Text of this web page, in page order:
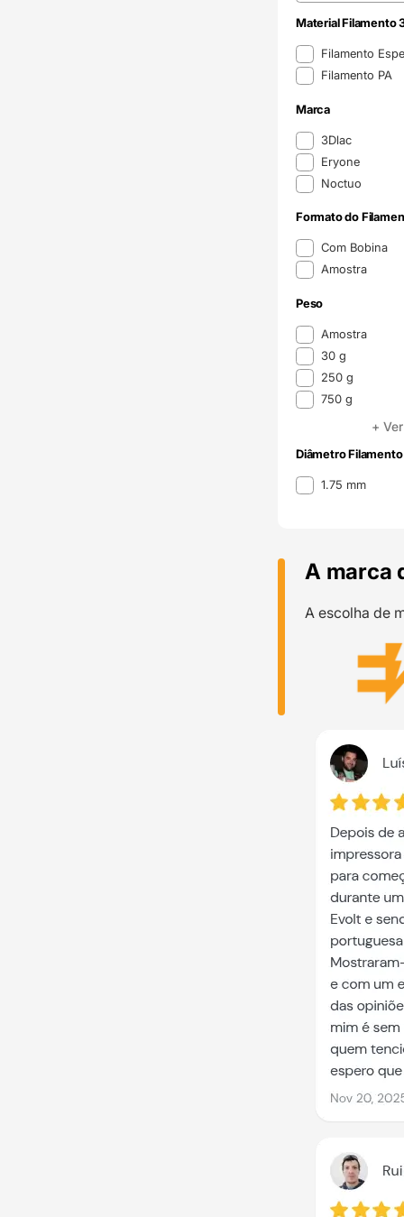
Material Filamento
Material Filamento
Filamento
Filamento PA
Marca
Marca3Dlac
Eryone
Noctuo
Formato do
Formato do
Com Bobina
Amostra
Peso
Peso Amostra
30 g
250 g
750 g
+
Diâmetro Filamento
Diâmetro Filamento
1.75 mm
A marca
A escolha de